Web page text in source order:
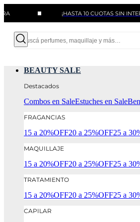
¡HASTA 10 CUOTAS SIN INTERÉS!
BEAUTY SALE
Destacados
Combos en SaleEstuches en Sale
FRAGANCIAS
15 a 20%OFF20 a 25%OFF25 a
MAQUILLAJE
15 a 20%OFF20 a 25%OFF25 a
TRATAMIENTO
15 a 20%OFF20 a 25%OFF25 a
CAPILAR